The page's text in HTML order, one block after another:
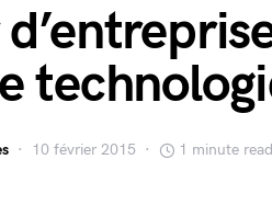
10 février 2015 1 minute read